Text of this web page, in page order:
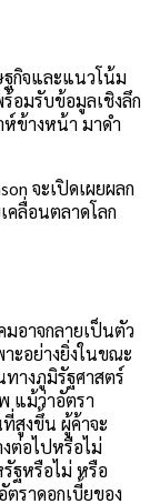
ฐกิจและแนวโน้ม
อมรับข้อมูลเชิงลึก
ห์ข้างหน้า มาดำ
จะเปิดเผยผลก
ลื่อนตลาดโลก
อาจกลายเป็นตัว
ะอย่างยิ่งในขณะ
างภูมิรัฐศาสตร์
แม้ว่าอัตรา
ที่สูงขึ้น ผู้ค้าจะ
ต่อไปหรือไม่
ฐหรือไม่ หรือ
ราดอกเบี้ยของ